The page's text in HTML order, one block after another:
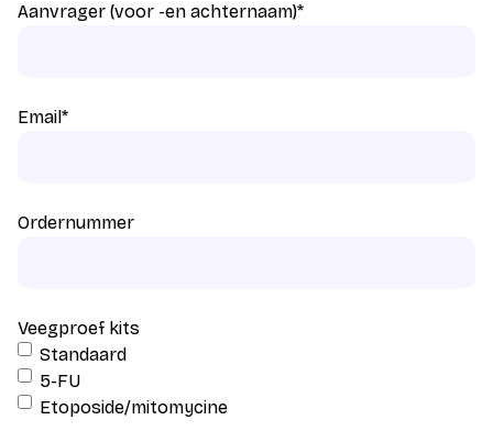
Aanvrager (voor -en achternaam)*
Email*
Ordernummer
Veegproef kits
Standaard
5-FU
Etoposide/mitomycine